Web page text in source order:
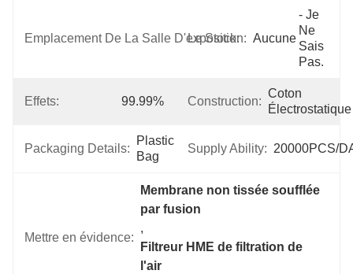
Emplacement De La Salle D'exposition: Aucune
Le Stock:
- Je
Ne
Sais
Pas.
Effets: 99.99% Construction:
Coton
Électrostatique
Packaging Details:
Plastic
Bag
Supply Ability: 20000PCS/
Mettre en évidence:
Membrane non tissée soufflée
par fusion
,
Filtreur HME de filtration de
l'air